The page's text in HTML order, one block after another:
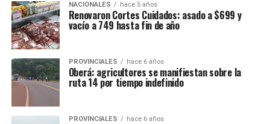
NACIONALES hace 5 años
Renovaron Cortes Cuidados: asado a $699 y
vacío a 749 hasta fin de año
PROVINCIALES hace 6 años
Oberá: agricultores se manifiestan sobre la
ruta 14 por tiempo indefinido
PROVINCIALES hace 6 años